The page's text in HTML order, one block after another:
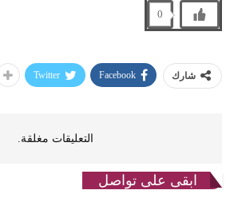
0
شارك Facebook
Twitter
التعليقات مغلقة.
ابقى على تواصل